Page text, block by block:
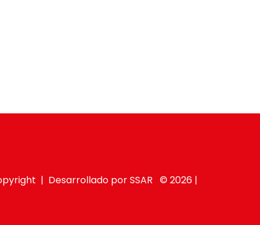
| Desarrollado por SSAR © 2026 |